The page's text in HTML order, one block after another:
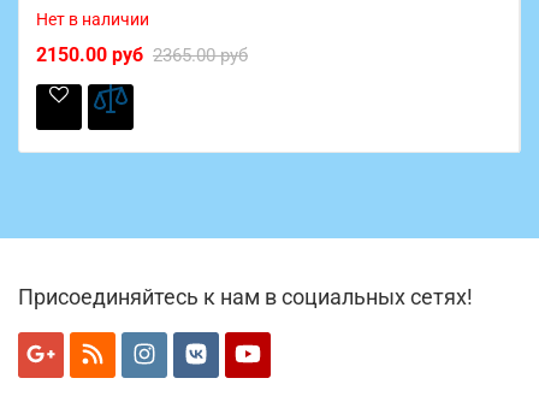
Нет в наличии
2150.00 руб 2365.00 руб
Присоединяйтесь к нам в социальных сетях!